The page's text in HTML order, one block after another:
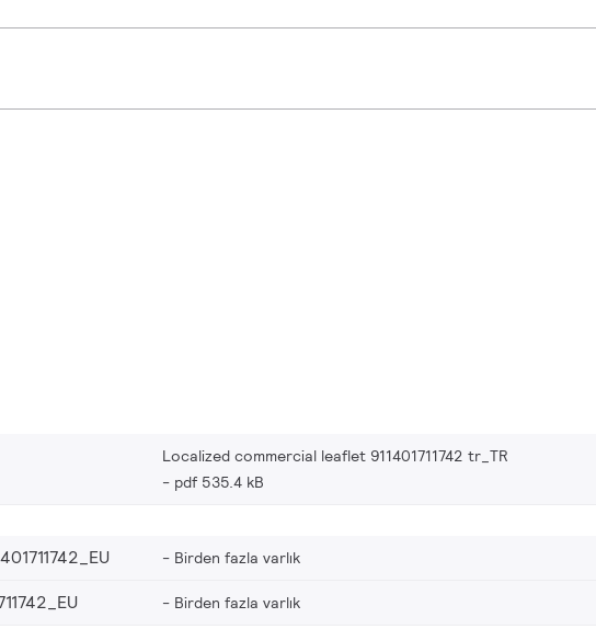
Localized commercial leaflet 911401711742 tr_TR
pdf 535.4 kB
Birden fazla varlık
Birden fazla varlık